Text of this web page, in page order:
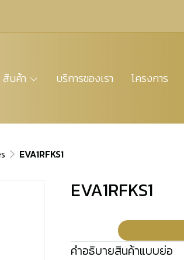
สินค้า บริการของเรา โครงการ
EVA1RFKS1
EVA1RFKS1
คำอธิบายสินค้าแบบย่อ